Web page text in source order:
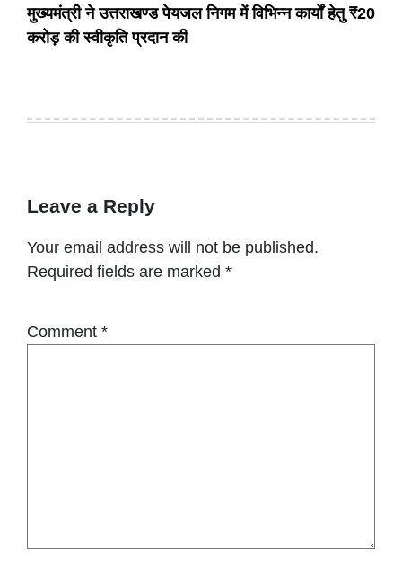
मुख्यमंत्री ने उत्तराखण्ड पेयजल निगम में विभिन्न कार्यों हेतु ₹20
करोड़ की स्वीकृति प्रदान की
Leave a Reply
Your email address will not be published.
Required fields are marked *
Comment *